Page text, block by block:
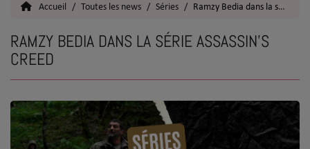
Actu
Interviews
Talents
Accueil Toutes les news Séries Ramzy Bedia dans la série Assassin's Creed
RAMZY BEDIA DANS LA SÉRIE ASSASSIN'S
CREED